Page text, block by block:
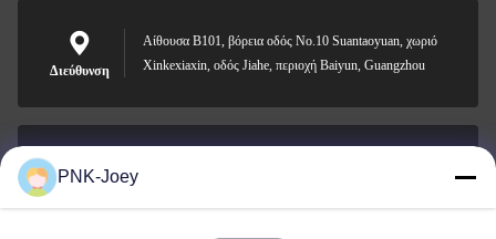
Διεύθυνση
Αίθουσα B101, βόρεια οδός No.10 Suantaoyuan, χωριό
Xinkexiaxin, οδός Jiahe, περιοχή Baiyun, Guangzhou
Ηλεκτρονικό
PNK-Joey